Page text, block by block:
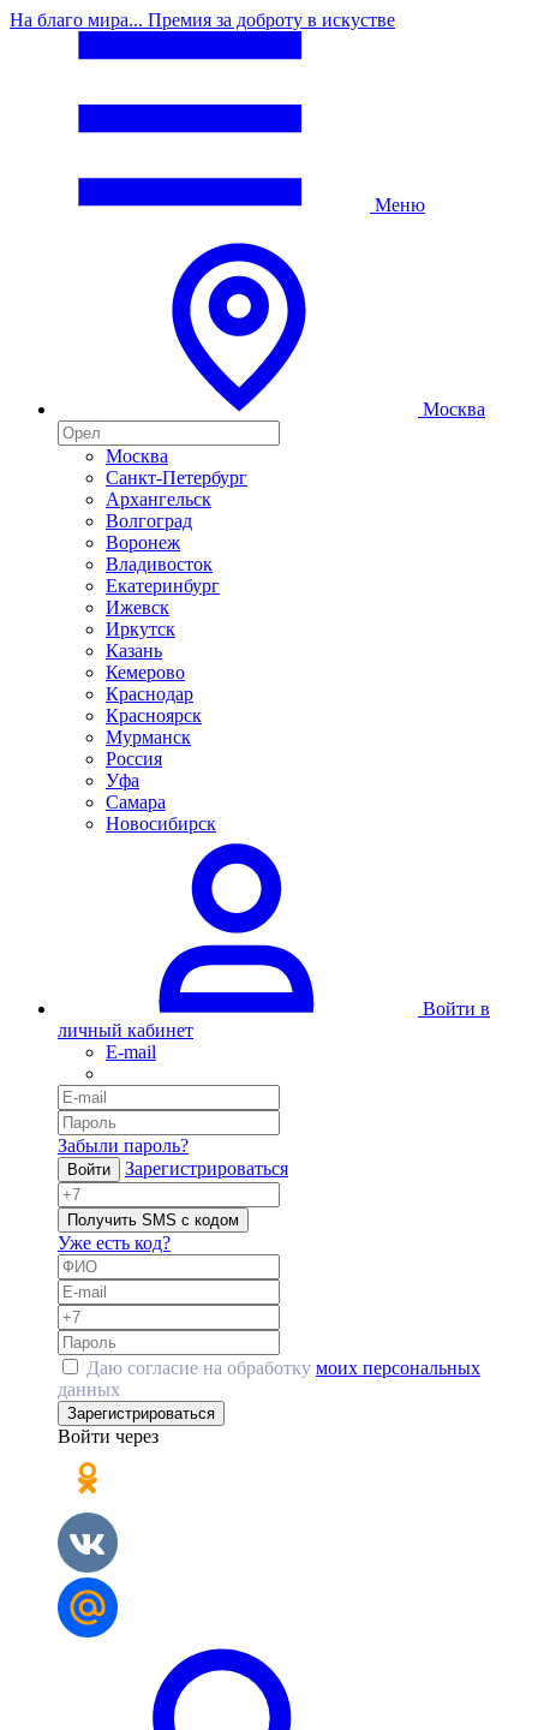
На благо мира... Премия за доброту в искустве
Меню
Москва
Москва
Санкт-Петербург
Архангельск
Волгоград
Воронеж
Владивосток
Екатеринбург
Ижевск
Иркутск
Казань
Кемерово
Краснодар
Красноярск
Мурманск
Россия
Уфа
Самара
Новосибирск
Войти в
личный кабинет
E-mail
Забыли пароль?
Войти Зарегистрироваться
Получить SMS с кодом
Уже есть код?
Даю согласие на обработку моих персональных
данных
Зарегистрироваться
Войти через